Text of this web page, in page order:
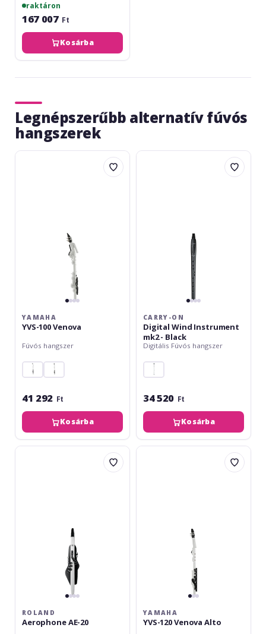
raktáron
167 007 Ft
Kosárba
Legnépszerűbb alternatív fúvós
hangszerek
Yamaha
YAMAHA
YVS-100 Venova
Fúvós hangszer
41 292 Ft
Kosárba
Carry-
CARRY-ON
Digital Wind Instrument
mk2 - Black
Digitális Fúvós hangszer
34 520 Ft
Kosárba
Roland
ROLAND
Aerophone AE-20
Yamaha
YAMAHA
YVS-120 Venova Alto